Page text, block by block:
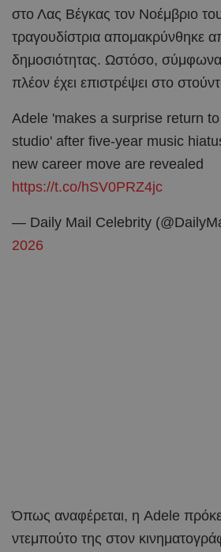
στο Λας Βέγκας τον Νοέμβριο
τραγουδίστρια απομακρύνθηκε
δημοσιότητας. Ωστόσο,
πλέον έχει επιστρέψει στο
Adele 'makes a surprise return
studio' after five-year music
new career move are revealed
https://t.co/hSV0PRZ4jc
— Daily Mail Celebrity
2026
Όπως αναφέρεται, η Adele
ντεμπούτο της στον